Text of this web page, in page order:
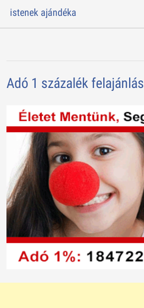
istenek ajándéka
Adó 1 százalék felajánlás